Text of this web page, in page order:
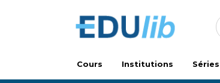
Cours Institutions Séries